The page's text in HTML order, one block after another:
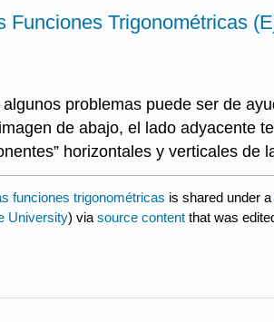
Funciones Trigonométricas
problemas puede ser de
de abajo, el lado adyacente
horizontales y verticales de
funciones trigonométricas is shared under a
University) via source content that was